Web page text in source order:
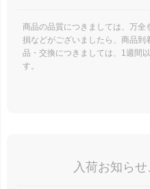
商品の品質につきましては、万全
損などがございましたら、商品到
品・交換につきましては、1週間
す。
入荷お知ら